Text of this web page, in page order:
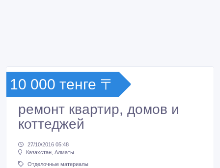
10 000 тенге 〒
ремонт квартир, домов и
коттеджей
27/10/2016 05:48
Казахстан, Алматы
Отделочные материалы